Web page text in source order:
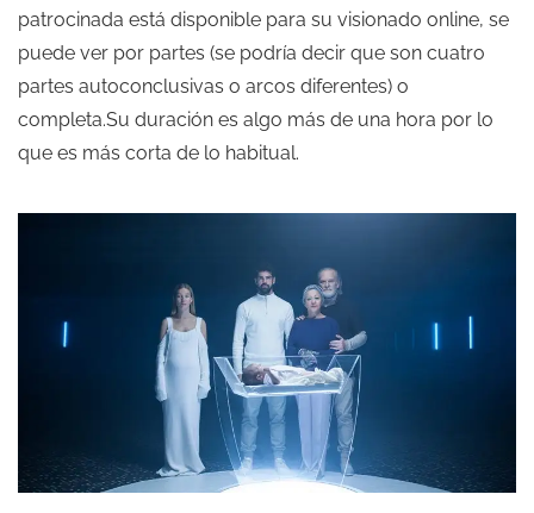
patrocinada está disponible para su visionado online, se
puede ver por partes (se podría decir que son cuatro
partes autoconclusivas o arcos diferentes) o
completa.Su duración es algo más de una hora por lo
que es más corta de lo habitual.